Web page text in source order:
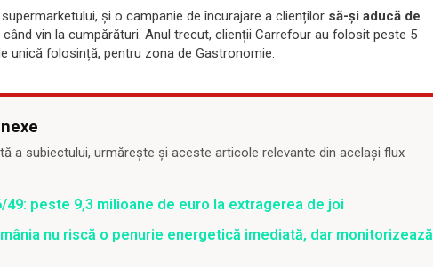
și o campanie de încurajare a clienților să-și aducă de
când vin la cumpărături. Anul trecut, clienții Carrefour au folosit peste 5
unică folosință, pentru zona de Gastronomie.
a subiectului, urmărește și aceste articole relevante din același flux
peste 9,3 milioane de euro la extragerea de joi
nu riscă o penurie energetică imediată, dar monitorizează